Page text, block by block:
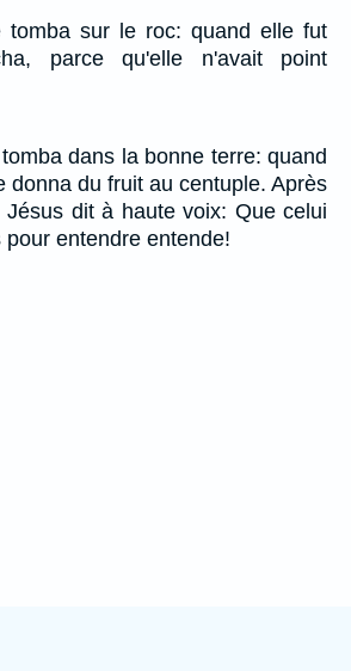
tomba sur le roc: quand elle fut
parce qu'elle n'avait point
dans la bonne terre: quand
donna du fruit au centuple. Après
dit à haute voix: Que celui
entendre entende!